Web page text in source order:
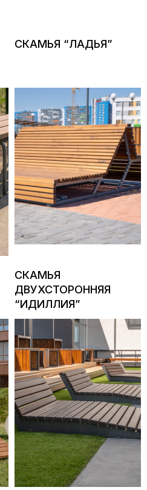
СКАМЬЯ “ЛАДЬЯ”
СКАМЬЯ
ДВУХСТОРОННЯЯ
“ИДИЛЛИЯ”